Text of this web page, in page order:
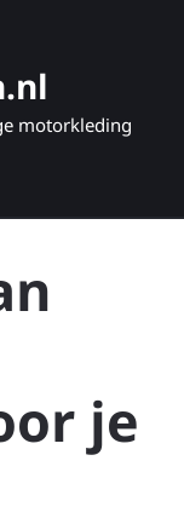
motorkleding
je